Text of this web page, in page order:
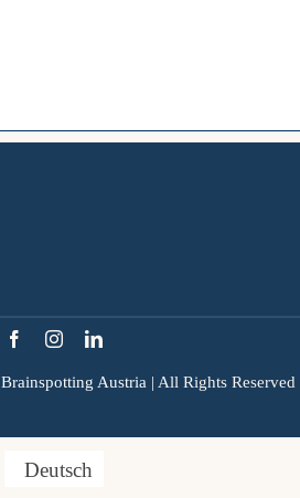
Brainspotting Austria| All Rights Reserved
Deutsch